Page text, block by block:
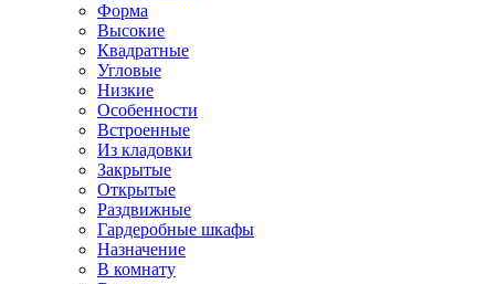
Форма
Высокие
Квадратные
Угловые
Низкие
Особенности
Встроенные
Из кладовки
Закрытые
Открытые
Раздвижные
Гардеробные шкафы
Назначение
В комнату